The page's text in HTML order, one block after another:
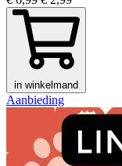
in winkelmand
Aanbieding